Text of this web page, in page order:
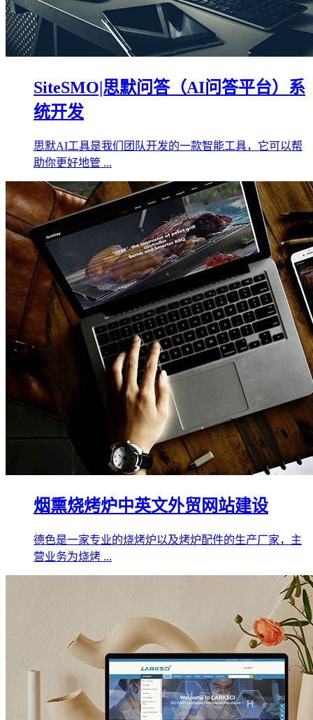
SiteSMO|思默问答（AI问答平台）系
统开发
思默AI工具是我们团队开发的一款智能工具，它可以帮
助你更好地管 ...
烟熏烧烤炉中英文外贸网站建设
德色是一家专业的烧烤炉以及烤炉配件的生产厂家，主
营业务为烧烤 ...